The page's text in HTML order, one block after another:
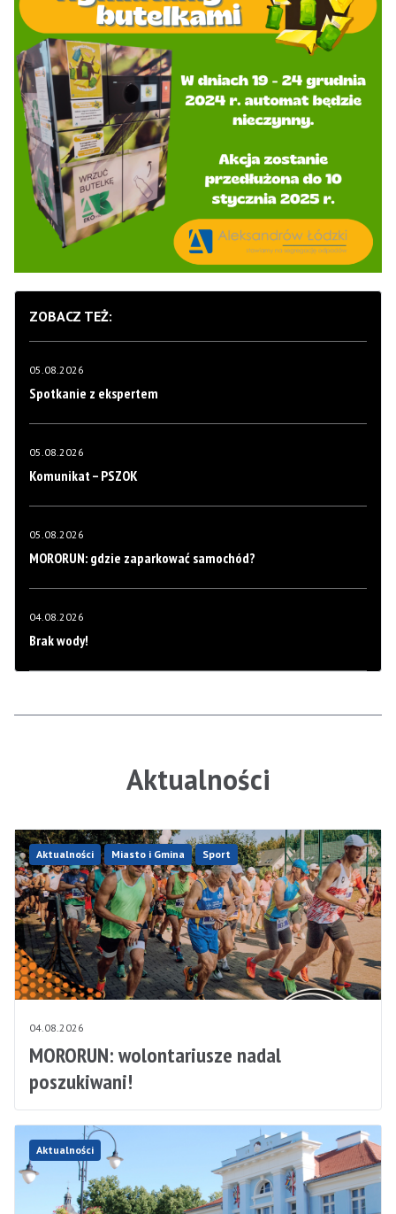
ZOBACZ TEŻ:
05.08.2026
Spotkanie z ekspertem
05.08.2026
Komunikat – PSZOK
05.08.2026
MORORUN: gdzie zaparkować samochód?
04.08.2026
Brak wody!
Aktualności
Aktualności Miasto i Gmina Sport
04.08.2026
MORORUN: wolontariusze nadal
poszukiwani!
Aktualności